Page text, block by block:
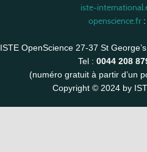
iste-
openscience.fr:
ISTE OpenScience 27-37 St
Tel : 0044 208
(numéro gratuit à partir d’un
Copyright © 2024 by